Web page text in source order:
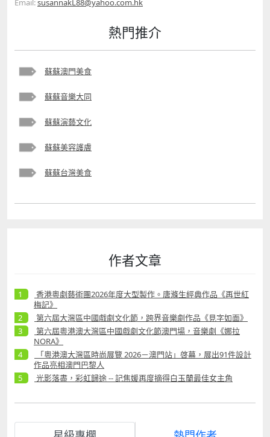
Email:susannakL88@yahoo.com.hk
熱門推介
蘇蘇澳門美食
蘇蘇音樂大同
蘇蘇演藝文化
蘇蘇美容護膚
蘇蘇台灣美食
作者文章
香港粵劇藝術團2026年度大型製作。唐滌生經典作品《再世紅
梅記》
第六屆大灣區中國戲劇文化節，跨界音樂劇作品《見字如面》
第六屆粵港澳大灣區中國戲劇文化節澳門場，音樂劇《娜拉
NORA》
「粵港澳大灣區時尚展覽 2026－澳門站」啓幕，展出91件設計
作品亮相澳門巴黎人
光影落盡，彩虹歸途 -- 記焦媛再度摘得白玉蘭最佳女主角